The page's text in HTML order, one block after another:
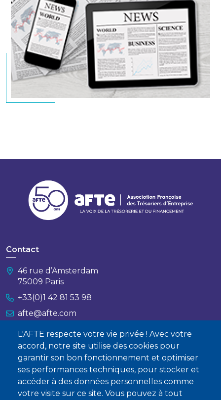
L'AFTE respecte votre vie privée ! Avec votre
accord, notre site utilise des cookies pour
garantir son bon fonctionnement et optimiser
ses performances techniques, pour stocker et
accéder à des données personnelles comme
votre visite sur ce site. Vous pouvez à tout
Contact
46 rue d’Amsterdam
75009 Paris
+33(0)1 42 81 53 98
afte@afte.com
Nous contacter
À propos
Qui sommes-nous ?
Devenir membre